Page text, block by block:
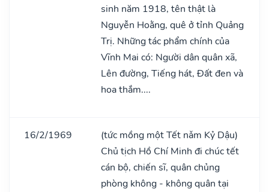
sinh năm 1918, tên thật là
Nguyễn Hoằng, quê ở tỉnh Quảng
Trị. Những tác phẩm chính của
Vĩnh Mai có: Người dân quân xã,
Lên đường, Tiếng hát, Đất đen và
hoa thắm....
16/2/1969
(tức mồng một Tết nǎm Kỷ Dậu)
Chủ tịch Hồ Chí Minh đi chúc tết
cán bộ, chiến sĩ, quân chủng
phòng không - không quân tại